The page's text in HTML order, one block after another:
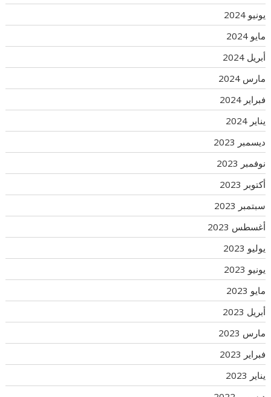
يونيو 2024
مايو 2024
أبريل 2024
مارس 2024
فبراير 2024
يناير 2024
ديسمبر 2023
نوفمبر 2023
أكتوبر 2023
سبتمبر 2023
أغسطس 2023
يوليو 2023
يونيو 2023
مايو 2023
أبريل 2023
مارس 2023
فبراير 2023
يناير 2023